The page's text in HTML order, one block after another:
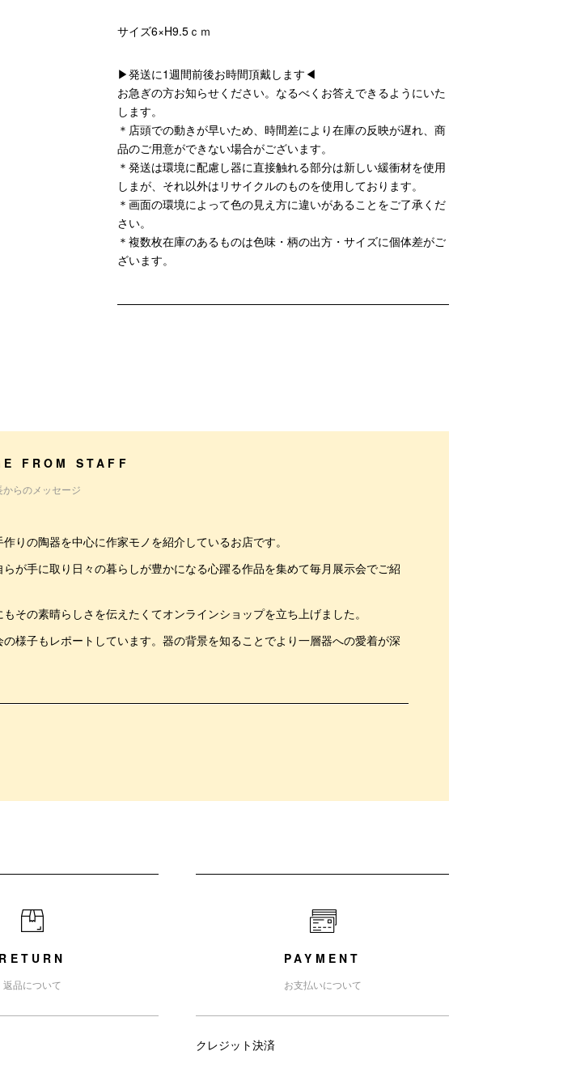
サイズ6×H9.5ｃｍ
▶発送に1週間前後お時間頂戴します◀
お急ぎの方お知らせください。なるべくお答えできるようにいた
します。
＊店頭での動きが早いため、時間差により在庫の反映が遅れ、商
品のご用意ができない場合がございます。
＊発送は環境に配慮し器に直接触れる部分は新しい緩衝材を使用
しまが、それ以外はリサイクルのものを使用しております。
＊画面の環境によって色の見え方に違いがあることをご了承くだ
さい。
＊複数枚在庫のあるものは色味・柄の出方・サイズに個体差がご
ざいます。
FROM STAFF
からのメッセージ
りの陶器を中心に作家モノを紹介しているお店です。
が手に取り日々の暮らしが豊かになる心躍る作品を集めて毎月展示会でご紹
その素晴らしさを伝えたくてオンラインショップを立ち上げました。
様子もレポートしています。器の背景を知ることでより一層器への愛着が深
RETURN
返品について
PAYMENT
お支払いについて
クレジット決済